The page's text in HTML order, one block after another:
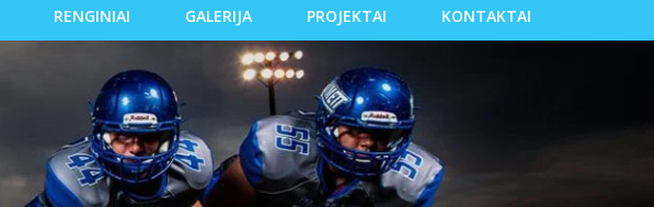
RENGINIAI GALERIJA PROJEKTAI KONTAKTAI